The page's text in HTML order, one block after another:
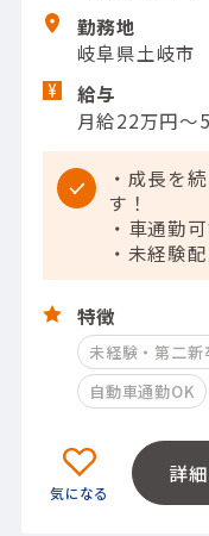
勤務地
岐阜県土岐市
給与
月給22万円～
・成長を
す！
・車通勤可
・未経験
特徴
未経験・第二新
自動車通勤OK
詳